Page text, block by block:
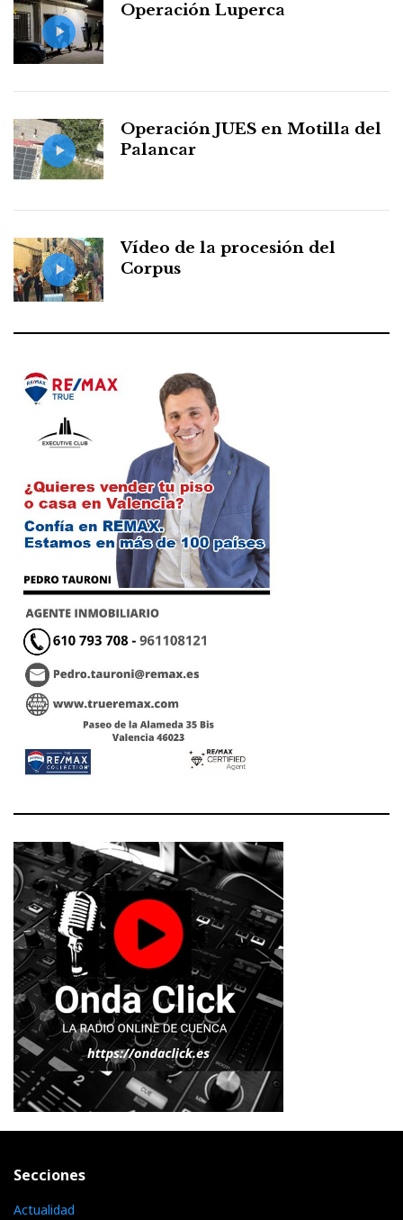
Operación Luperca
Operación JUES en Motilla del
Palancar
Vídeo de la procesión del
Corpus
Secciones
Actualidad